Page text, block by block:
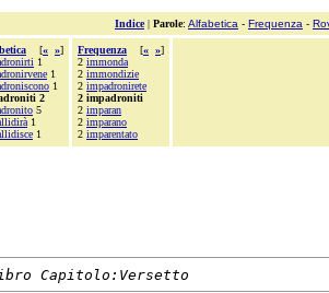
Indice| Parole: Alfabetica - Frequenza -
[« »]
1
1
1
2
5
1
1
Frequenza [« »]
2 immonda
2 immondizie
2 impadronirete
2 impadroniti
2 imparan
2 imparano
2 imparentato
Capitolo:Versetto